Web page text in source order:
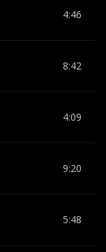
4:46
8:42
4:09
9:20
5:48